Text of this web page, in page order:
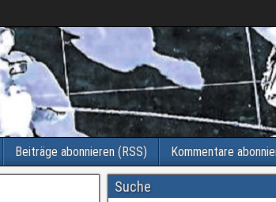
Beiträge abonnieren (RSS) Kommentare
Suche